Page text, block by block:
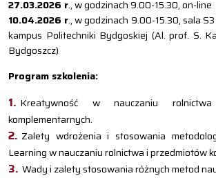
27.03.2026 r., w godzinach 9.00-15.30, on-line
10.04.2026 r., w godzinach 9.00-15.30, sala
kampus Politechniki Bydgoskiej (Al. prof. S.
Bydgoszcz)
Program szkolenia:
Kreatywność w nauczaniu
komplementarnych.
Zalety wdrożenia i stosowania
Learning w nauczaniu rolnictwa i przedmiotów
Wady i zalety stosowania różnych metod